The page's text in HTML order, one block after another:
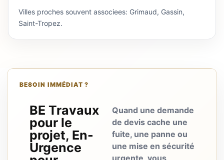
Villes proches souvent associees: Grimaud, Gassin,
Saint-Tropez.
BESOIN IMMÉDIAT ?
BE Travaux
pour le
projet, En-
Urgence
Quand une demande
de devis cache une
fuite, une panne ou
une mise en sécurité